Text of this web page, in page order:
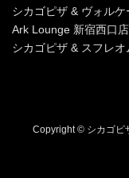
シカゴピザ & ヴォル
Ark Lounge 新宿西口店
シカゴピザ & スフレ
Copyright © シカゴピ